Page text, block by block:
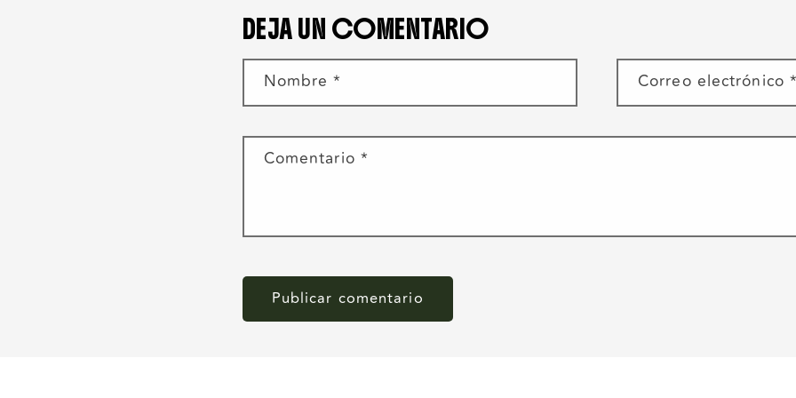
DEJA UN COMENTARIO
Nombre* Correo electrónico
Comentario *